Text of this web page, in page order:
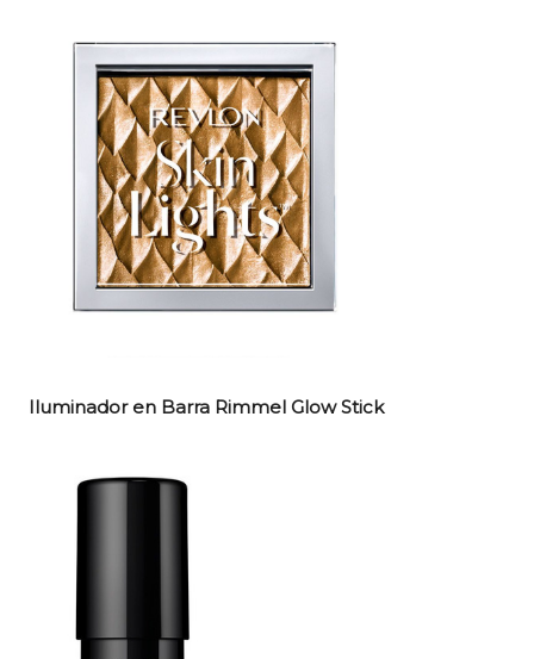
Iluminador en Barra Rimmel Glow Stick